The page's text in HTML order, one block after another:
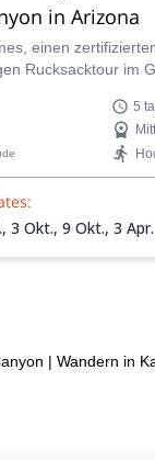
in Arizona
einen
Rucksacktour im
5
3 Okt., 9 Okt., 3
| Wandern in